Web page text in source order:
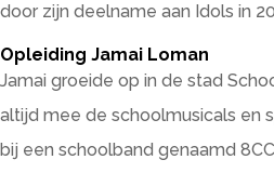
door zijn deelname aan Idols in
Opleiding Jamai Loman
Jamai groeide op in de stad
altijd mee de schoolmusicals en
bij een schoolband genaamd